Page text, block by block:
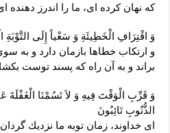
كه نهان كرده‏ اى، ما را اندرز دهنده
وَ اقْتِرَافِ الْخَطِيئَةِ وَ سَعْياً إِلَى
و ارتكاب خطاها بازمان دارد و به
براند و به آن راه كه پسند توست
وَ قَرِّبِ الْوَقْتَ فِيهِ وَ لاَ تَسُمْنَا الْغَفْلَةَ
الذُّنُوبِ تَائِبُونَ‏
اى خداوند، زمان توبه ما نزديك